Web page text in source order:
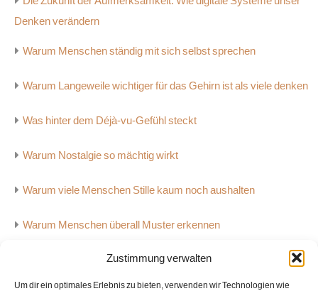
Zustimmung verwalten
Um dir ein optimales Erlebnis zu bieten, verwenden wir Technologien wie
Denken verändern
Warum Menschen ständig mit sich selbst sprechen
Warum Langeweile wichtiger für das Gehirn ist als viele denken
Was hinter dem Déjà-vu-Gefühl steckt
Warum Nostalgie so mächtig wirkt
Warum viele Menschen Stille kaum noch aushalten
Warum Menschen überall Muster erkennen
Warum Musik starke Emotionen auslösen kann